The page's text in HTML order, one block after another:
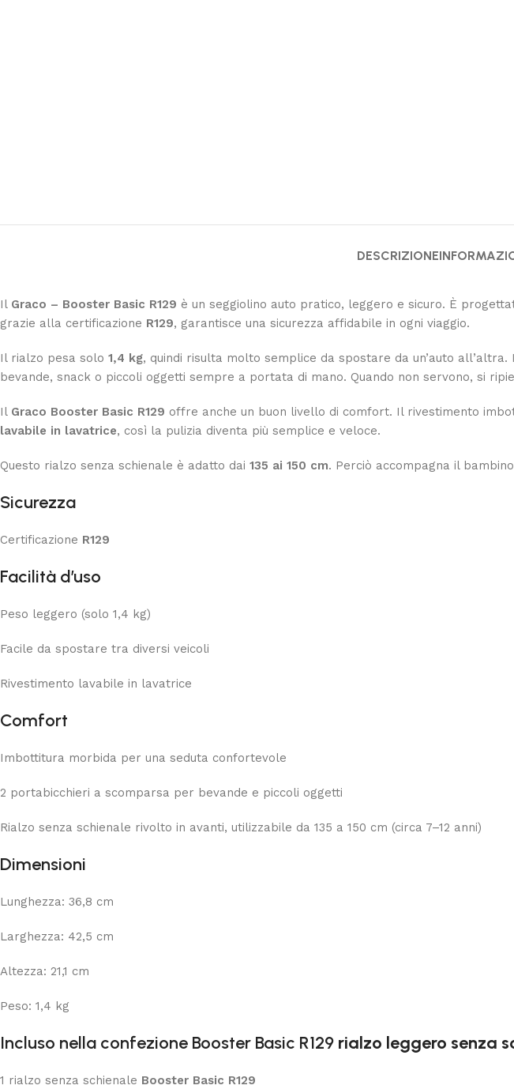
DESCRIZIONE
Il Graco – Booster Basic R129 è un seggiolino auto pratico, leggero e sicuro. È
grazie alla certificazione R129, garantisce una sicurezza affidabile in ogni viaggio.
Il rialzo pesa solo 1,4 kg, quindi risulta molto semplice da spostare da un’auto
bevande, snack o piccoli oggetti sempre a portata di mano. Quando non servono, si
Il Graco Booster Basic R129 offre anche un buon livello di comfort. Il rivestimento
lavabile in lavatrice, così la pulizia diventa più semplice e veloce.
Questo rialzo senza schienale è adatto dai 135 ai 150 cm. Perciò accompagna il
Sicurezza
Certificazione R129
Facilità d’uso
Peso leggero (solo 1,4 kg)
Facile da spostare tra diversi veicoli
Rivestimento lavabile in lavatrice
Comfort
Imbottitura morbida per una seduta confortevole
2 portabicchieri a scomparsa per bevande e piccoli oggetti
Rialzo senza schienale rivolto in avanti, utilizzabile da 135 a 150 cm (circa 7–12 anni)
Dimensioni
Lunghezza: 36,8 cm
Larghezza: 42,5 cm
Altezza: 21,1 cm
Peso: 1,4 kg
Incluso nella confezione Booster Basic R129 rialzo leggero senza
1 rialzo senza schienale Booster Basic R129